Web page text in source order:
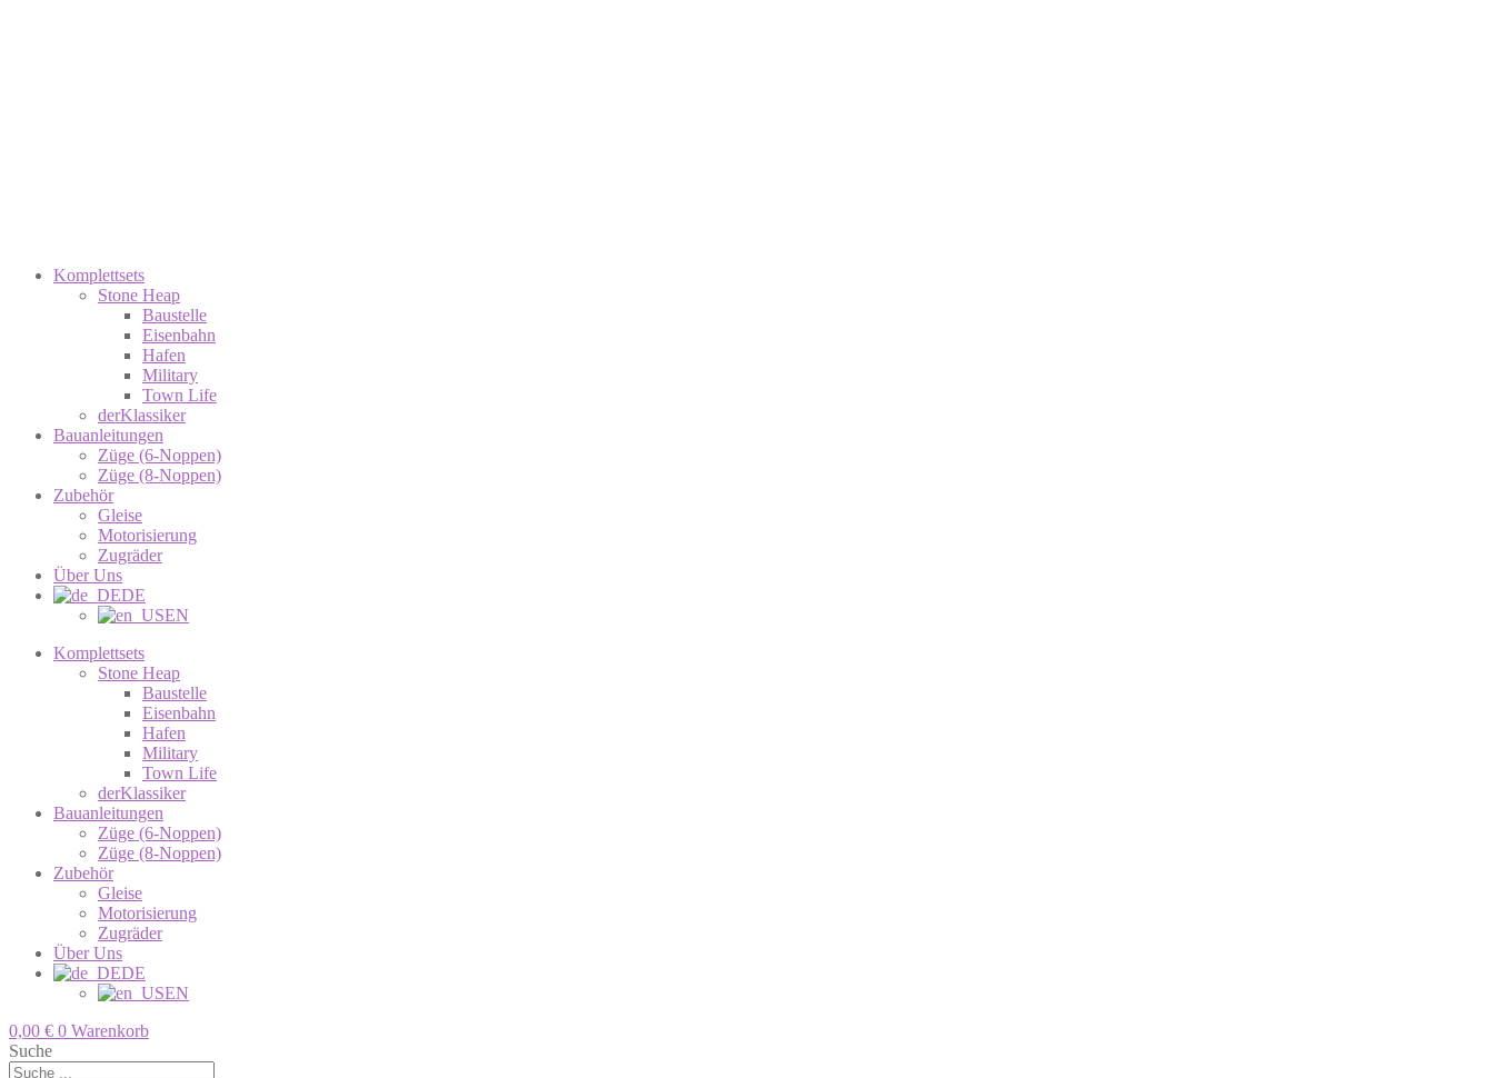
Komplettsets
Stone Heap
Baustelle
Eisenbahn
Hafen
Military
Town Life
derKlassiker
Bauanleitungen
Züge (6-Noppen)
Züge (8-Noppen)
Zubehör
Gleise
Motorisierung
Zugräder
Über Uns
DE
EN
Komplettsets
Stone Heap
Baustelle
Eisenbahn
Hafen
Military
Town Life
derKlassiker
Bauanleitungen
Züge (6-Noppen)
Züge (8-Noppen)
Zubehör
Gleise
Motorisierung
Zugräder
Über Uns
DE
EN
0,00 € 0 Warenkorb
Suche